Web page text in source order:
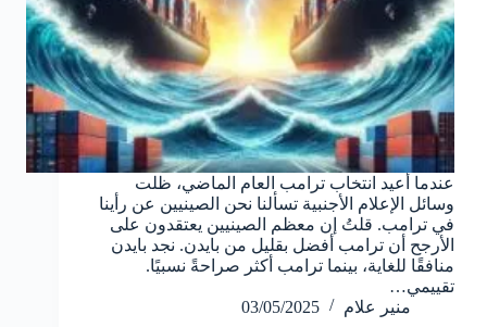
عندما أعيد انتخاب ترامب العام الماضي، ظلت
وسائل الإعلام الأجنبية تسألنا نحن الصينيين عن رأينا
في ترامب. قلتُ إن معظم الصينيين يعتقدون على
الأرجح أن ترامب أفضل بقليل من بايدن. نجد بايدن
منافقًا للغاية، بينما ترامب أكثر صراحةً نسبيًا.
تقييمي…
منير علام
03/05/2025